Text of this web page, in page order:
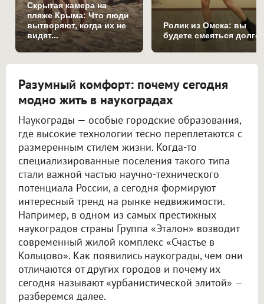
Скрытая камера на
пляже Крыма: Что люди
вытворяют, когда их не
видят...
Ролик из Омска: вы
будете смеяться долго
Разумный комфорт: почему сегодня
модно жить в наукоградах
Наукограды — особые городские образования,
где высокие технологии тесно переплетаются с
размеренным стилем жизни. Когда-то
специализированные поселения такого типа
стали важной частью научно-технического
потенциала России, а сегодня формируют
интересный тренд на рынке недвижимости.
Например, в одном из самых престижных
наукоградов страны Группа «Эталон» возводит
современный жилой комплекс «Счастье в
Кольцово». Как появились наукограды, чем они
отличаются от других городов и почему их
сегодня называют «урбанистической элитой» —
разберемся далее.